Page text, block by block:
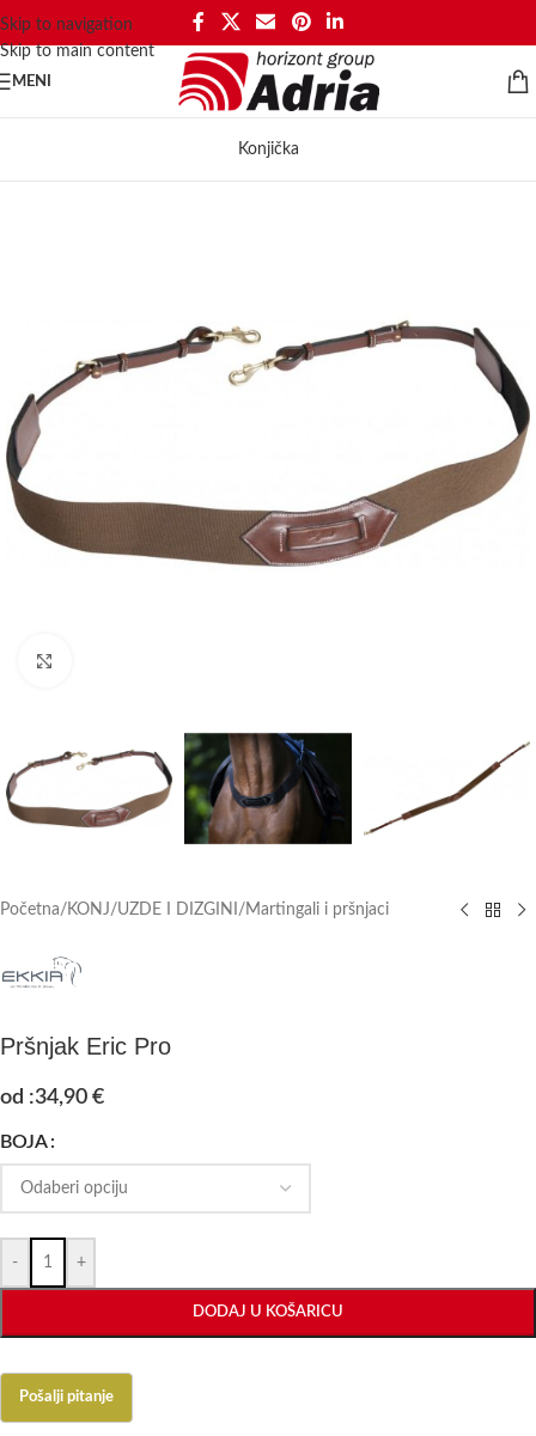
Skip to navigation
Skip to main content
MENI
Konjička
Početna/ KONJ/UZDE I DIZGINI / Martingali i pršnjaci
Pršnjak Eric Pro
od :34,90 €
BOJA
- +
DODAJ U KOŠARICU